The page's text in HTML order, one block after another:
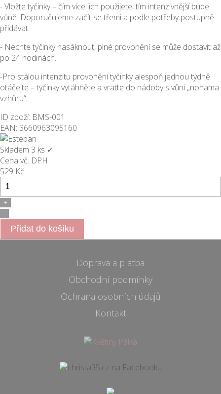
- Vložte tyčinky – čím více jich použijete, tím intenzivnější bude
vůně. Doporučujeme začít se třemi a podle potřeby postupně
přidávat.
- Nechte tyčinky nasáknout, plné provonění se může dostavit až
po 24 hodinách.
-Pro stálou intenzitu provonění tyčinky alespoň jednou týdně
otáčejte – tyčinky vytáhněte a vraťte do nádoby s vůní „nohama
vzhůru“.
ID zboží: BMS-001
EAN: 3660963095160
Skladem 3 ks ✓
Cena vč. DPH
529 Kč
Doprava a platba
Obchodní podmínky
Ochrana osobních údajů
Kontakt